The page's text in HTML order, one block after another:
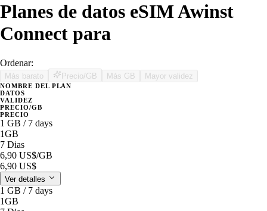
Planes de datos eSIM Awinst
Connect para
Ordenar:
Más barato Precio/GB Más GB Mayor validez
NOMBRE DEL PLAN
DATOS
VALIDEZ
PRECIO/GB
PRECIO
1 GB / 7 days
1GB
7 Dias
6,90 US$/GB
6,90 US$
Ver detalles
1 GB / 7 days
1GB